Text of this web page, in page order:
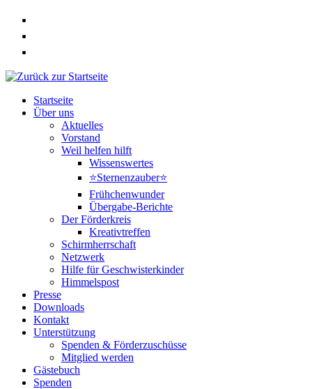
Zum
springen
Startseite
Über uns
Aktuelles
Vorstand
Weil helfen hilft
Wissenswertes
⭐Sternenzauber⭐
Frühchenwunder
Übergabe-Berichte
Der Förderkreis
Kreativtreffen
Schirmherrschaft
Netzwerk
Hilfe für Geschwisterkinder
Himmelspost
Presse
Downloads
Kontakt
Unterstützung
Spenden & Förderzuschüsse
Mitglied werden
Gästebuch
Spenden